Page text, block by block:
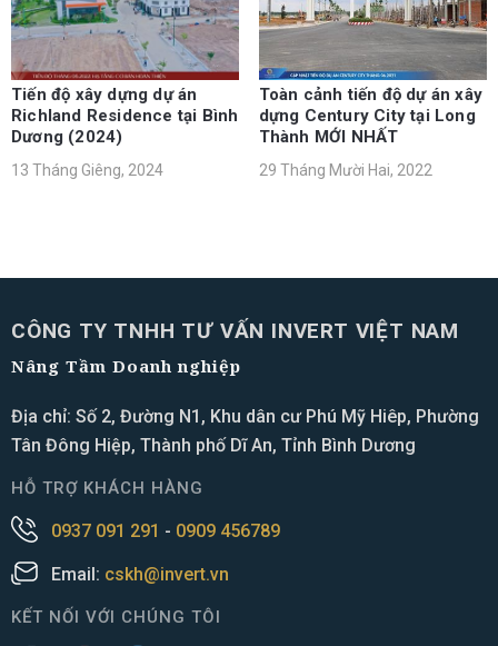
Tiến độ xây dựng dự án
Richland Residence tại Bình
Dương (2024)
13 Tháng Giêng, 2024
Toàn cảnh tiến độ dự án xây
dựng Century City tại Long
Thành MỚI NHẤT
29 Tháng Mười Hai, 2022
CÔNG TY TNHH TƯ VẤN INVERT VIỆT NAM
Nâng Tầm Doanh nghiệp
Địa chỉ: Số 2, Đường N1, Khu dân cư Phú Mỹ Hiêp, Phường
Tân Đông Hiệp, Thành phố Dĩ An, Tỉnh Bình Dương
HỖ TRỢ KHÁCH HÀNG
0937 091 291 - 0909 456789
Email: cskh@invert.vn
KẾT NỐI VỚI CHÚNG TÔI